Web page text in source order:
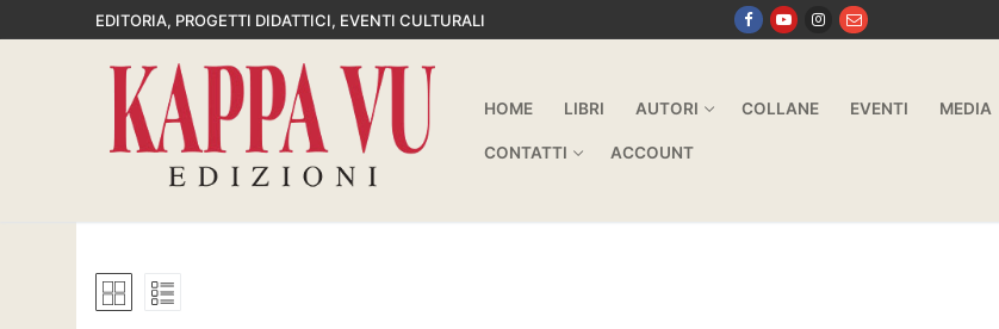
al
EDITORIA, PROGETTI DIDATTICI, EVENTI CULTURALI
HOME LIBRI AUTORI COLLANE EVENTI MEDIA
CONTATTI ACCOUNT